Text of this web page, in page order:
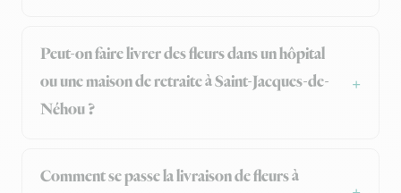
Peut-on faire livrer des fleurs dans un hôpital
ou une maison de retraite à Saint-Jacques-de-
Néhou ?
Comment se passe la livraison de fleurs à